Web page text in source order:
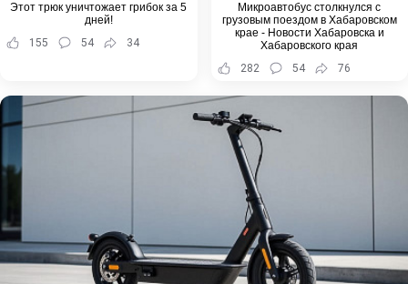
Этот трюк уничтожает грибок за 5
дней!
155
54 34
Микроавтобус столкнулся с
грузовым поездом в Хабаровском
крае - Новости Хабаровска и
Хабаровского края
282
54 76